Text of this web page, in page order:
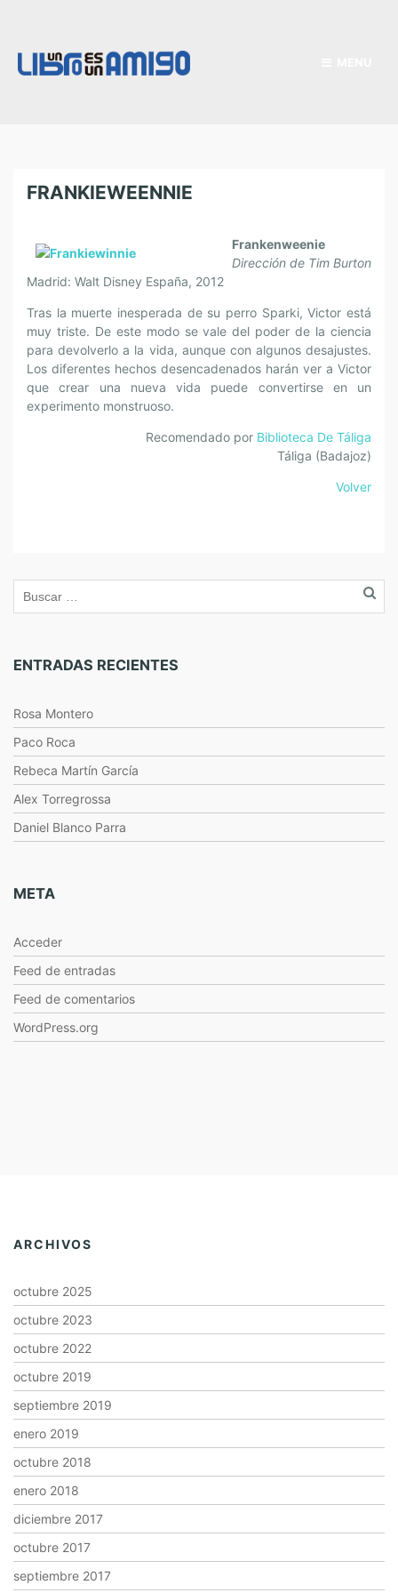
FRANKIEWEENNIE
Frankenweenie
Dirección de Tim Burton
Madrid: Walt Disney España, 2012
Tras la muerte inesperada de su perro Sparki, Victor está
muy triste. De este modo se vale del poder de la ciencia
para devolverlo a la vida, aunque con algunos desajustes.
Los diferentes hechos desencadenados harán ver a Victor
que crear una nueva vida puede convertirse en un
experimento monstruoso.
Recomendado por Biblioteca De Táliga
Táliga (Badajoz)
Volver
ENTRADAS RECIENTES
Rosa Montero
Paco Roca
Rebeca Martín García
Alex Torregrossa
Daniel Blanco Parra
META
Acceder
Feed de entradas
Feed de comentarios
WordPress.org
ARCHIVOS
octubre 2025
octubre 2023
octubre 2022
octubre 2019
septiembre 2019
enero 2019
octubre 2018
enero 2018
diciembre 2017
octubre 2017
septiembre 2017